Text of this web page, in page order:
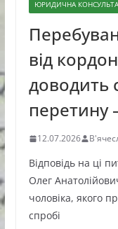
ЮРИДИЧНА
від
доводить
перетину
12.07.2026
Відповідь на ці
Олег
чоловіка, якого
спробі